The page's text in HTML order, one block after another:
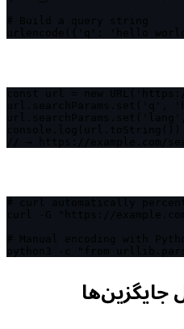
urlencode({'q': 'hello
// → https://example.com/
curl -G "https://
python3 -c "from